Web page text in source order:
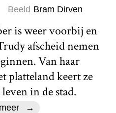
Beeld Bram Dirven
is weer voorbij en
afscheid nemen
Van haar
platteland keert ze
in de stad.